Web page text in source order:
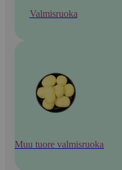
Valmisruoka
Muu tuore valmisruoka